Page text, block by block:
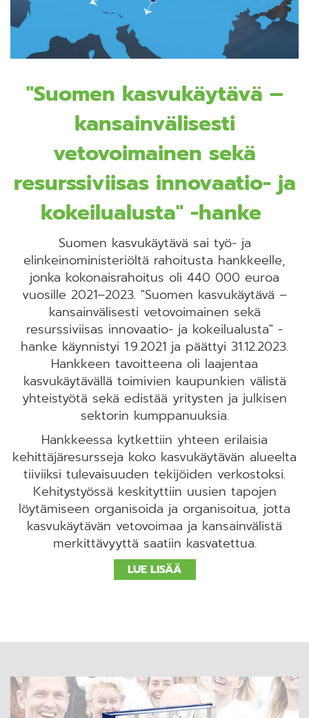
"Suomen kasvukäytävä –
kansainvälisesti
vetovoimainen sekä
resurssiviisas innovaatio- ja
kokeilualusta" -hanke
Suomen kasvukäytävä sai työ- ja
elinkeinoministeriöltä rahoitusta hankkeelle,
jonka kokonaisrahoitus oli 440 000 euroa
vuosille 2021–2023. "Suomen kasvukäytävä –
kansainvälisesti vetovoimainen sekä
resurssiviisas innovaatio- ja kokeilualusta" -
hanke käynnistyi 1.9.2021 ja päättyi 31.12.2023.
Hankkeen tavoitteena oli laajentaa
kasvukäytävällä toimivien kaupunkien välistä
yhteistyötä sekä edistää yritysten ja julkisen
sektorin kumppanuuksia.
Hankkeessa kytkettiin yhteen erilaisia
kehittäjäresursseja koko kasvukäytävän alueelta
tiiviiksi tulevaisuuden tekijöiden verkostoksi.
Kehitystyössä keskityttiin uusien tapojen
löytämiseen organisoida ja organisoitua, jotta
kasvukäytävän vetovoimaa ja kansainvälistä
merkittävyyttä saatiin kasvatettua.
LUE LISÄÄ